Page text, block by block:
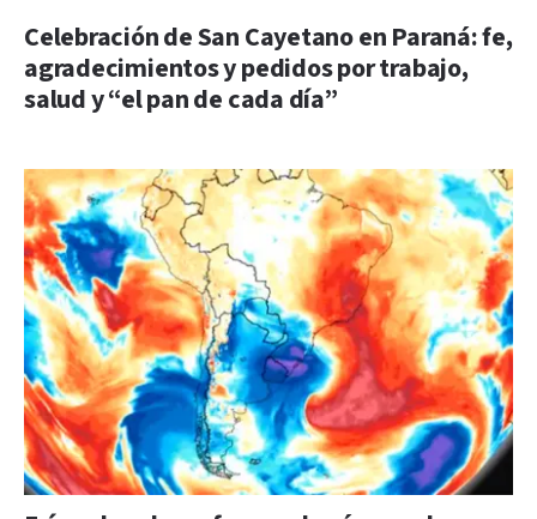
Celebración de San Cayetano en Paraná: fe,
agradecimientos y pedidos por trabajo,
salud y “el pan de cada día”